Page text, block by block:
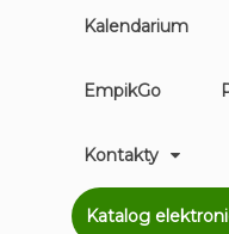
Kalendarium
EmpikGo
Kontakty
Katalog